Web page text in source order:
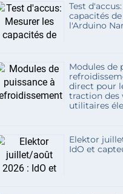
Test
capacités
l'Arduino
Modules de
direct pour
traction des
utilitaires
Elektor
IdO et